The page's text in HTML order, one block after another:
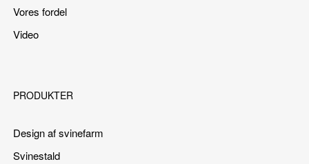
Vores fordel
Video
PRODUKTER
Design af svinefarm
Svinestald